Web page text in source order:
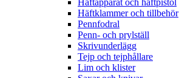
Häftapparat och häftpistol
Häftklammer och tillbehör
Pennfodral
Penn- och prylställ
Skrivunderlägg
Tejp och tejphållare
Lim och klister